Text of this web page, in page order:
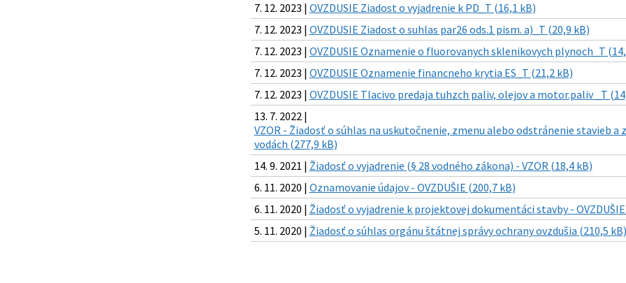
7. 12. 2023 | OVZDUSIE Ziadost o vyjadrenie k PD_T (16,1 kB)
7. 12. 2023 | OVZDUSIE Ziadost o suhlas par26 ods.1 pism. a)_T (20,9 kB)
7. 12. 2023 | OVZDUSIE Oznamenie o fluorovanych sklenikovych plynoch_T
7. 12. 2023 | OVZDUSIE Oznamenie financneho krytia ES_T (21,2 kB)
7. 12. 2023 | OVZDUSIE Tlacivo predaja tuhzch paliv, olejov a motor.paliv _T
13. 7. 2022 |
VZOR - Žiadosť o súhlas na uskutočnenie, zmenu alebo odstránenie stavieb
vodách (277,9 kB)
14. 9. 2021 | Žiadosť o vyjadrenie (§ 28 vodného zákona) - VZOR (18,4 kB)
6. 11. 2020 | Oznamovanie údajov - OVZDUŠIE (200,7 kB)
6. 11. 2020 | Žiadosť o vyjadrenie k projektovej dokumentáci stavby -
5. 11. 2020 | Žiadosť o súhlas orgánu štátnej správy ochrany ovzdušia (210,5 kB)